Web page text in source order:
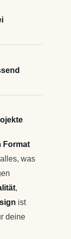
Format
was
,
ist
deine